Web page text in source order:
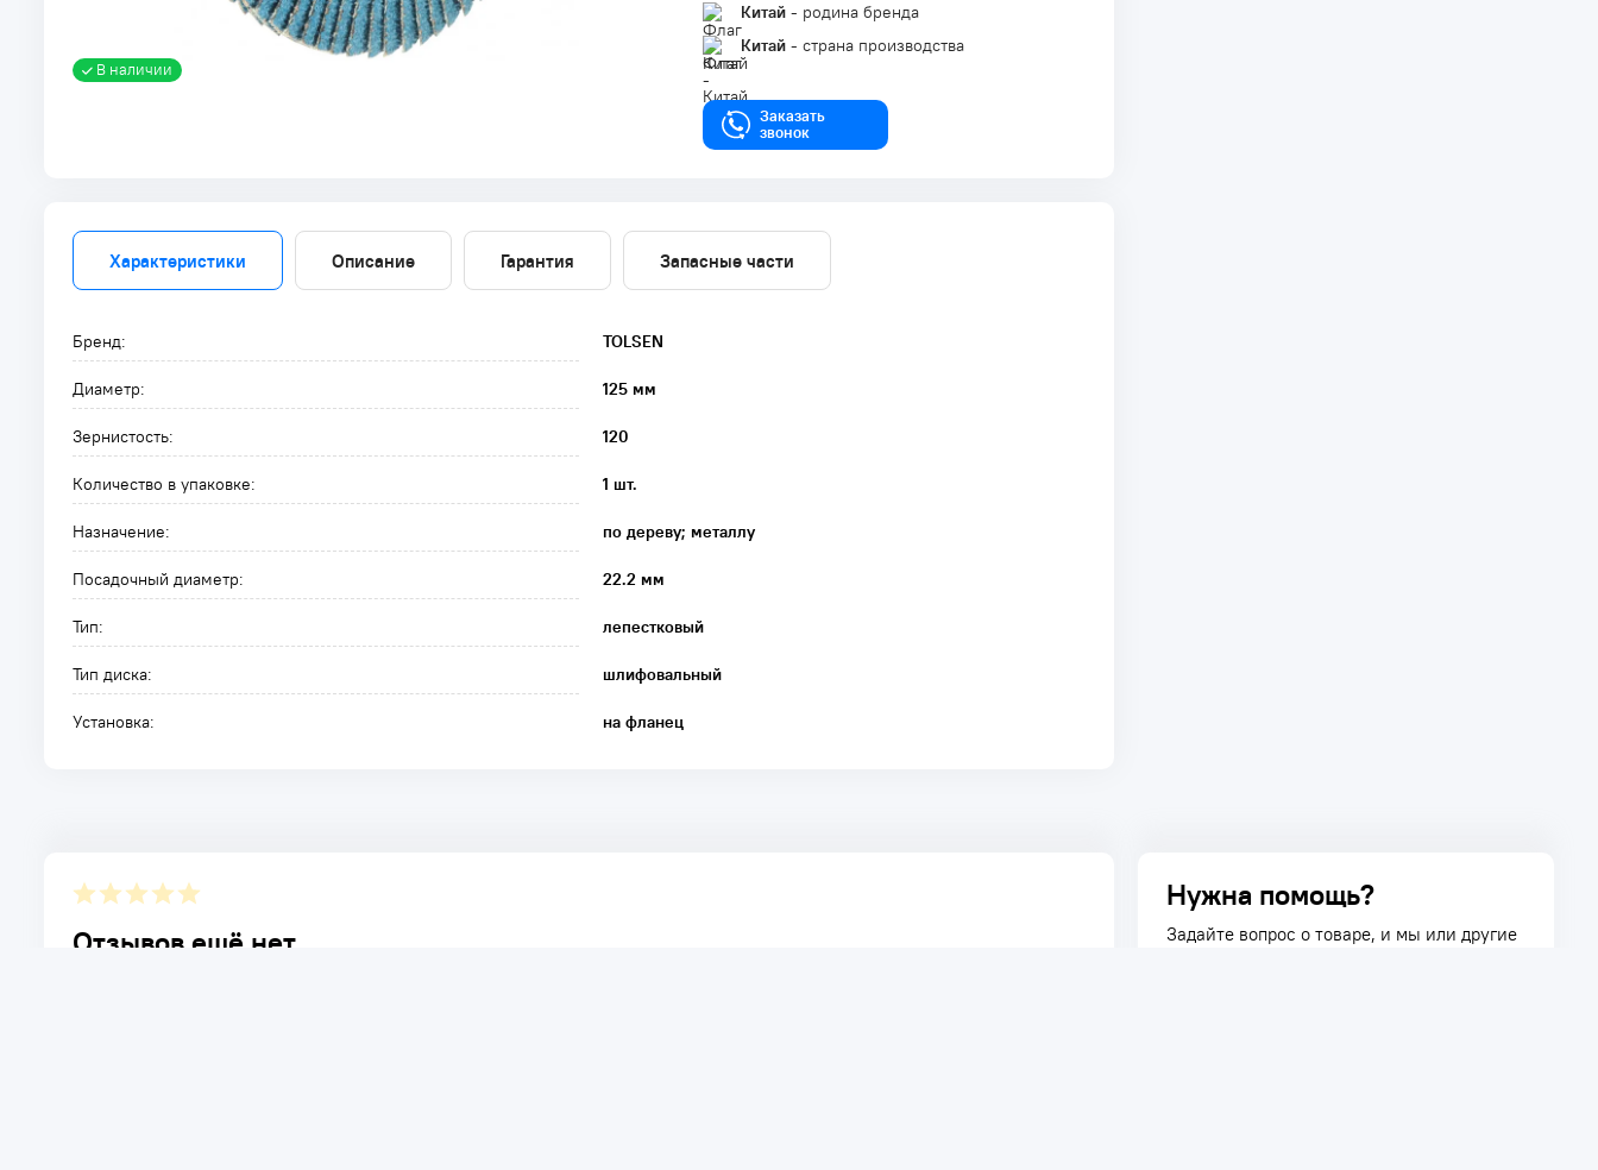
В наличии
Китай - родина бренда
Китай - страна производства
Заказать
звонок
Характеристики Описание Гарантия Запасные части
Бренд: TOLSEN
Диаметр: 125 мм
Зернистость: 120
Количество в упаковке: 1 шт.
Назначение: по дереву; металлу
Посадочный диаметр: 22.2 мм
Тип: лепестковый
Тип диска: шлифовальный
Установка: на фланец
Отзывов ещё нет.
Нужна помощь?
Задайте вопрос о товаре, и мы или другие